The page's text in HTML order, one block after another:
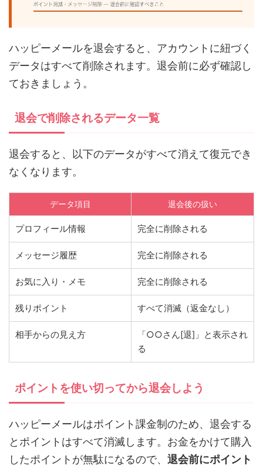
ハッピーメールを退会すると、アカウントに紐づく
データはすべて削除されます。退会前に必ず確認し
ておきましょう。
退会で削除されるデータ一覧
退会すると、以下のデータがすべて消えて復元でき
なくなります。
データ項目 退会後の扱い
プロフィール情報 完全に削除される
メッセージ履歴 完全に削除される
お気に入り・メモ 完全に削除される
残りポイント すべて消滅（返金なし）
相手からの見え方
「○○さん[退]」と表示され
る
ポイントを使い切ってから退会しよう
ハッピーメールはポイント課金制のため、退会する
とポイントはすべて消滅します。お金をかけて購入
したポイントが無駄になるので、 退会前にポイント